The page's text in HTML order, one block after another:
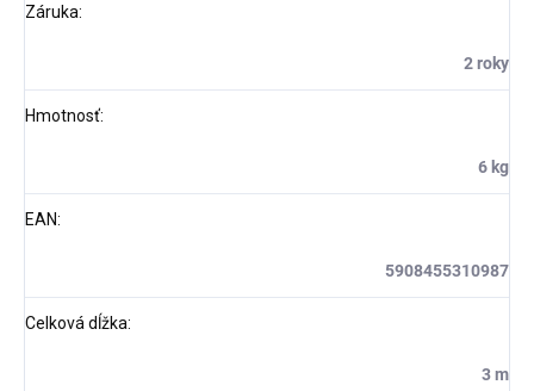
Záruka:
2 roky
Hmotnosť:
6 kg
EAN:
5908455310987
Celková dĺžka:
3 m